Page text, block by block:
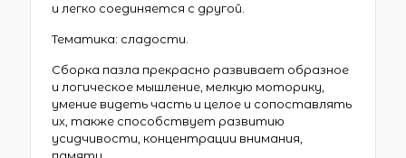
и легко соединяется с другой.
Тематика: сладости.
Сборка пазла прекрасно развивает образное
и логическое мышление, мелкую моторику,
умение видеть часть и целое и сопоставлять
их, также способствует развитию
усидчивости, концентрации внимания,